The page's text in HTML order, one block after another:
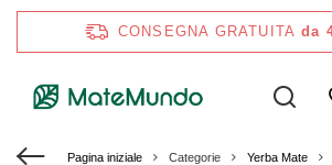
CONSEGNA GRATUITA da
Pagina iniziale Categorie Yerba Mate